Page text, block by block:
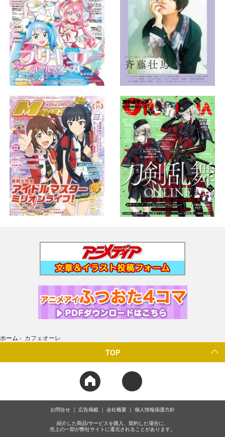
ホーム › カフェオーレ
TOP
お問合せ 広告掲載 会社概要 個人情報保護方針
紹介した商品/サービスを購入、契約した場合に、
売上の一部が弊社サイトに還元されることがあります。